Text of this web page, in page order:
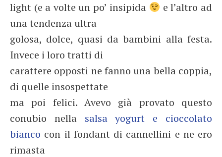
light (e a volte un po’ insipida
e l’altro ad
una tendenza ultra
golosa, dolce, quasi da bambini alla festa.
Invece i loro tratti di
carattere opposti ne fanno una bella coppia,
di quelle insospettate
ma poi felici. Avevo già provato questo
conubio nella salsa yogurt e cioccolato
bianco con il fondant di cannellini e ne ero
rimasta